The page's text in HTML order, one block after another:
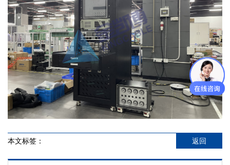
本文标签： 返回